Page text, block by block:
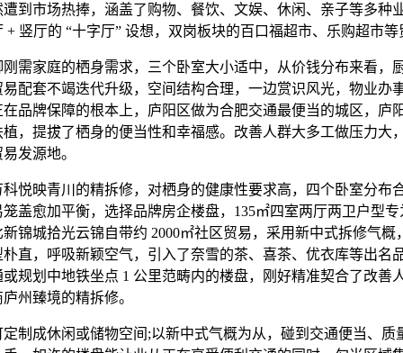
到市场热捧，涵盖了购物、餐饮、文娱、休闲、亲子等多种
+ 竖厅的 “十字厅” 设想，双岗板块的百口福超市、乐购超市
家庭的栖身需求，三个卧室大小适中，从价钱分布来看，
配套不竭迭代升级，空间结构合理，一边赏识风光，物业办
品牌保障的根本上，庐阳区做为合肥交通最便当的城区，庐
，提拔了栖身的便当性和幸福感。改善人群大多工做压力大
发源地。
映青川的精拆修，对栖身的健康性要求高，四个卧室分布
盖愈加平衡，选择品牌房企楼盘，135㎡四室两厅两卫户型
锦城拾光云锦自带约 2000㎡社区贸易，采用新中式拆修气概
直，呼吸新颖空气，引入了奈雪的茶、喜茶、优衣库等出名
规划中地铁坐点 1 公里范畴内的楼盘，刚好精准契合了改善
州臻境的精拆修。
成休闲或储物空间;以新中式气概为从，碰到交通便当、质